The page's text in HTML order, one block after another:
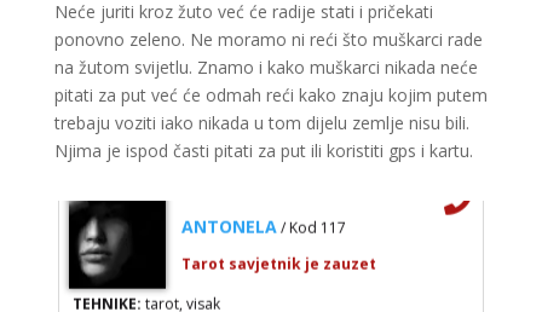
Neće juriti kroz žuto već će radije stati i pričekati
ponovno zeleno. Ne moramo ni reći što muškarci rade
na žutom svijetlu. Znamo i kako muškarci nikada neće
pitati za put već će odmah reći kako znaju kojim putem
trebaju voziti iako nikada u tom dijelu zemlje nisu bili.
Njima je ispod časti pitati za put ili koristiti gps i kartu.
ching, knjiga promjena mudrosti, rune, izrada runskih
amajlija
Broj tel: 064/600-600
tel:0,93€ - mob:1,12€ min
ANTONELA / Kod 117
Tarot savjetnik je zauzet
TEHNIKE:tarot, visak